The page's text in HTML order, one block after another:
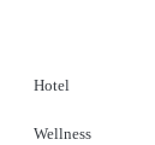
Hotel
Wellness